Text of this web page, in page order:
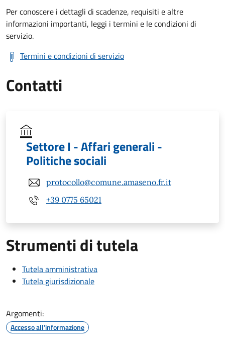
Per conoscere i dettagli di scadenze, requisiti e altre
informazioni importanti, leggi i termini e le condizioni di
servizio.
Termini e condizioni di servizio
Contatti
Settore I - Affari generali -
Politiche sociali
protocollo@comune.amaseno.fr.it
+39 0775 65021
Strumenti di tutela
Tutela amministrativa
Tutela giurisdizionale
Argomenti:
Accesso all'informazione